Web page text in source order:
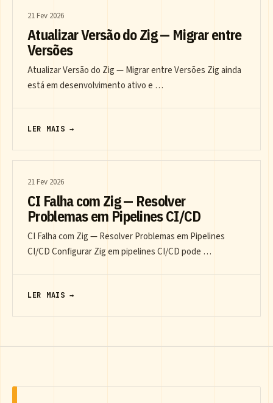
21 Fev 2026
Atualizar Versão do Zig — Migrar entre
Versões
Atualizar Versão do Zig — Migrar entre Versões Zig ainda
está em desenvolvimento ativo e …
LER MAIS →
21 Fev 2026
CI Falha com Zig — Resolver
Problemas em Pipelines CI/CD
CI Falha com Zig — Resolver Problemas em Pipelines
CI/CD Configurar Zig em pipelines CI/CD pode …
LER MAIS →